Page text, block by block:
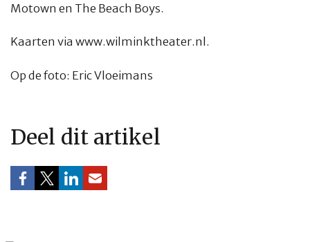
WHAT'S NEW(S)
Motown en The Beach Boys.
Kaarten via www.wilminktheater.nl.
Op de foto: Eric Vloeimans
Deel dit artikel